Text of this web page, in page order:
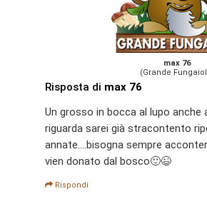
max 76
(Grande
Risposta di max 76
Un grosso in bocca al lupo anche
riguarda sarei già stracontento
annate....bisogna sempre
vien donato dal bosco🙂😉
Rispondi